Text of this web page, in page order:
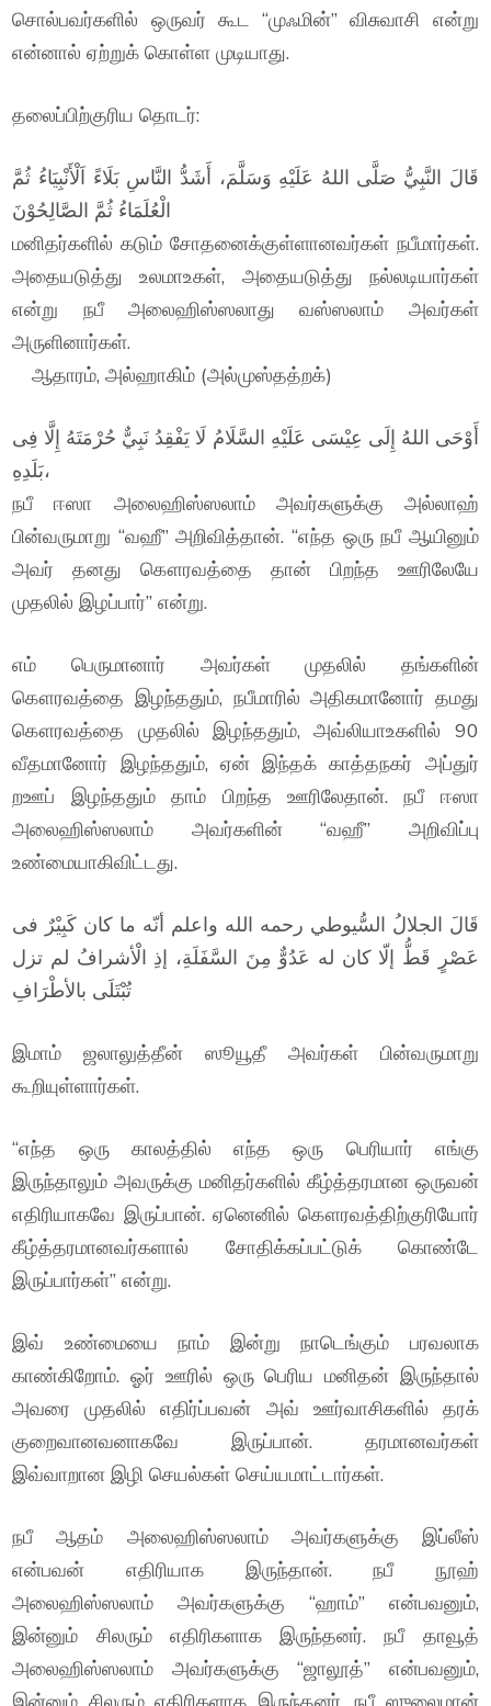
சொல்பவர்களில் ஒருவர் கூட “முஃமின்” விசுவாசி என்று
என்னால் ஏற்றுக் கொள்ள முடியாது.
தலைப்பிற்குரிய தொடர்:
قَالَ النَّبِيُّ صَلَّى اللهُ عَلَيْهِ وَسَلَّمَ، أَشَدُّ النَّاسِ بَلَاءً اَلْأَنْبِيَاءُ ثُمَّ
الْعُلَمَاءُ ثُمَّ الصَّالِحُوْنَ
மனிதர்களில் கடும் சோதனைக்குள்ளானவர்கள் நபீமார்கள்.
அதையடுத்து உலமாஉகள், அதையடுத்து நல்லடியார்கள்
என்று நபீ அலைஹிஸ்ஸலாது வஸ்ஸலாம் அவர்கள்
அருளினார்கள்.
ஆதாரம், அல்ஹாகிம் (அல்முஸ்தத்றக்)
أَوْحَى اللهُ إِلَى عِيْسَى عَلَيْهِ السَّلَامُ لَا يَفْقِدُ نَبِيٌّ حُرْمَتَهُ إِلَّا فِى
بَلَدِهِ،
நபீ ஈஸா அலைஹிஸ்ஸலாம் அவர்களுக்கு அல்லாஹ்
பின்வருமாறு “வஹீ” அறிவித்தான். “எந்த ஒரு நபீ ஆயினும்
அவர் தனது கௌரவத்தை தான் பிறந்த ஊரிலேயே
முதலில் இழப்பார்” என்று.
எம் பெருமானார் அவர்கள் முதலில் தங்களின்
கௌரவத்தை இழந்ததும், நபீமாரில் அதிகமானோர் தமது
கௌரவத்தை முதலில் இழந்ததும், அவ்லியாஉகளில் 90
வீதமானோர் இழந்ததும், ஏன் இந்தக் காத்தநகர் அப்துர்
றஊப் இழந்ததும் தாம் பிறந்த ஊரிலேதான். நபீ ஈஸா
அலைஹிஸ்ஸலாம் அவர்களின் “வஹீ” அறிவிப்பு
உண்மையாகிவிட்டது.
قَالَ الجلالُ السُّيوطي رحمه الله واعلم أنّه ما كان كَبِيْرٌ فى
عَصْرٍ قَطُّ إلّا كان له عَدُوٌّ مِنَ السَّفَلَةِ، إذِ الْأشرافُ لم تزل
تُبْتَلَى بالأطْرَافِ
இமாம் ஜலாலுத்தீன் ஸூயூதீ அவர்கள் பின்வருமாறு
கூறியுள்ளார்கள்.
“எந்த ஒரு காலத்தில் எந்த ஒரு பெரியார் எங்கு
இருந்தாலும் அவருக்கு மனிதர்களில் கீழ்த்தரமான ஒருவன்
எதிரியாகவே இருப்பான். ஏனெனில் கௌரவத்திற்குரியோர்
கீழ்த்தரமானவர்களால் சோதிக்கப்பட்டுக் கொண்டே
இருப்பார்கள்” என்று.
இவ் உண்மையை நாம் இன்று நாடெங்கும் பரவலாக
காண்கிறோம். ஓர் ஊரில் ஒரு பெரிய மனிதன் இருந்தால்
அவரை முதலில் எதிர்ப்பவன் அவ் ஊர்வாசிகளில் தரக்
குறைவானவனாகவே இருப்பான். தரமானவர்கள்
இவ்வாறான இழி செயல்கள் செய்யமாட்டார்கள்.
நபீ ஆதம் அலைஹிஸ்ஸலாம் அவர்களுக்கு இப்லீஸ்
என்பவன் எதிரியாக இருந்தான். நபீ நூஹ்
அலைஹிஸ்ஸலாம் அவர்களுக்கு “ஹாம்” என்பவனும்,
இன்னும் சிலரும் எதிரிகளாக இருந்தனர். நபீ தாவூத்
அலைஹிஸ்ஸலாம் அவர்களுக்கு “ஜாலூத்” என்பவனும்,